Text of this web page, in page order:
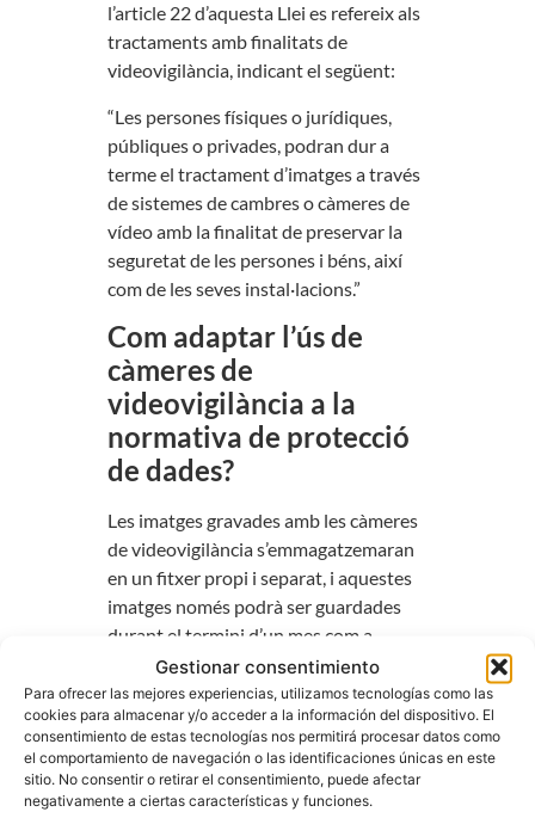
Gestionar consentimiento
Para ofrecer las mejores experiencias, utilizamos tecnologías como las
cookies para almacenar y/o acceder a la información del dispositivo. El
consentimiento de estas tecnologías nos permitirá procesar datos como
el comportamiento de navegación o las identificaciones únicas en este
sitio. No consentir o retirar el consentimiento, puede afectar
negativamente a ciertas características y funciones.
l’article 22 d’aquesta Llei es refereix als
tractaments amb finalitats de
videovigilància, indicant el següent:
“Les persones físiques o jurídiques,
públiques o privades, podran dur a
terme el tractament d’imatges a través
de sistemes de cambres o càmeres de
vídeo amb la finalitat de preservar la
seguretat de les persones i béns, així
com de les seves instal·lacions.”
Com adaptar l’ús de
càmeres de
videovigilància a la
normativa de protecció
de dades?
Les imatges gravades amb les càmeres
de videovigilància s’emmagatzemaran
en un fitxer propi i separat, i aquestes
imatges només podrà ser guardades
durant el termini d’un mes com a
màxim.
No és obligatori obtenir consentiment
explícit de les persones que seran
gravades, però l’ús d’aquestes imatges
ha de respondre al principi de